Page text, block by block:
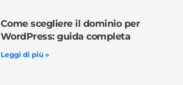
Come scegliere il dominio per
WordPress: guida completa
Leggi di più »